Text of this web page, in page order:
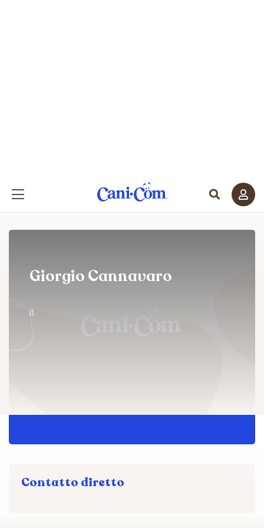
Giorgio Cannavaro
()
Contatto diretto